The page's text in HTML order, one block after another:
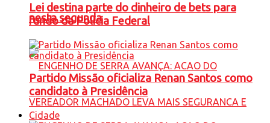
nesta segunda
Lei destina parte do dinheiro de bets para
fundo da Polícia Federal
Partido Missão oficializa Renan Santos como
candidato à Presidência
Cidade